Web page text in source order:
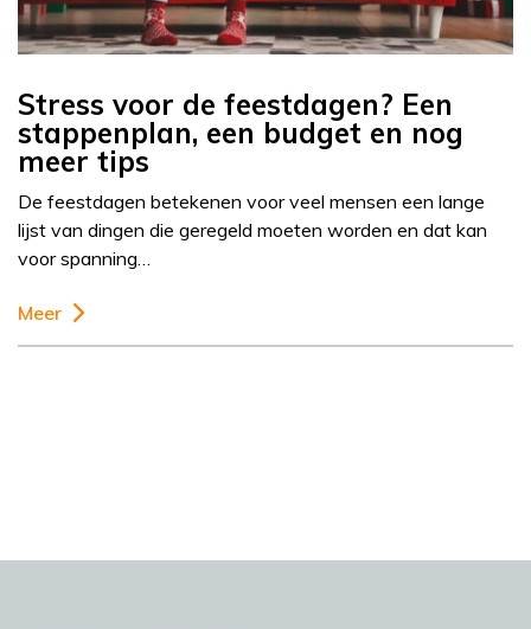
Stress voor de feestdagen? Een
stappenplan, een budget en nog
meer tips
De feestdagen betekenen voor veel mensen een lange
lijst van dingen die geregeld moeten worden en dat kan
voor spanning…
Meer